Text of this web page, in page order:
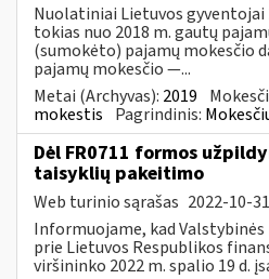
Nuolatiniai Lietuvos gyventojai
tokias nuo 2018 m. gautų
(sumokėto) pajamų mokesčio
pajamų mokesčio —...
Metai (Archyvas): 2019
mokestis Pagrindinis:
Dėl FR0711 formos
taisyklių pakeitimo
Web turinio sąrašas 2022-10-31
Informuojame, kad
prie Lietuvos Respublikos
viršininko 2022 m. spalio 19 d.